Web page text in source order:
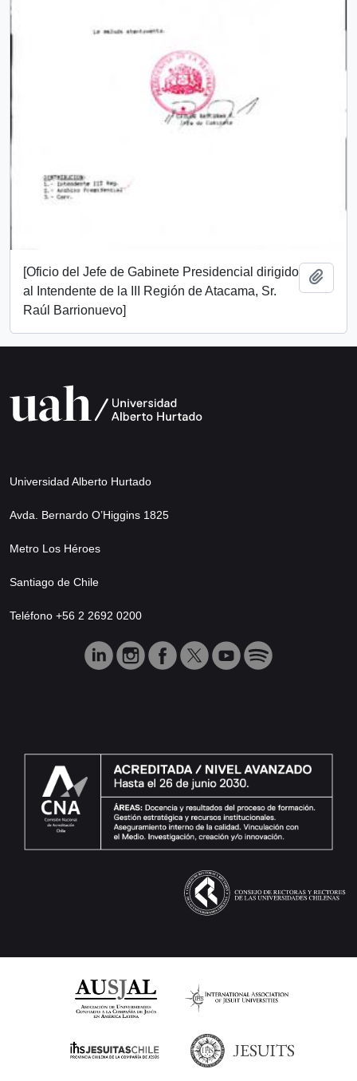
[Oficio del Jefe de Gabinete Presidencial dirigido
al Intendente de la III Región de Atacama, Sr.
Raúl Barrionuevo]
Universidad Alberto Hurtado
Avda. Bernardo O’Higgins 1825
Metro Los Héroes
Santiago de Chile
Teléfono +56 2 2692 0200